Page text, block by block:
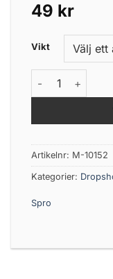
49 kr
Vikt
SPRO
Artikelnr: M-10152
Kategorier:
Spro